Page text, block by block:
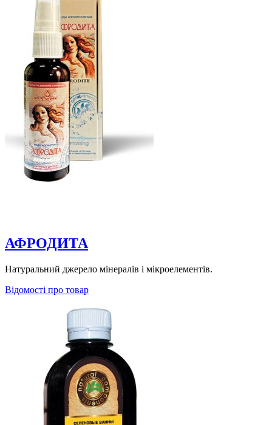
АФРОДИТА
Натуральний джерело мінералів і мікроелементів.
Відомості про товар